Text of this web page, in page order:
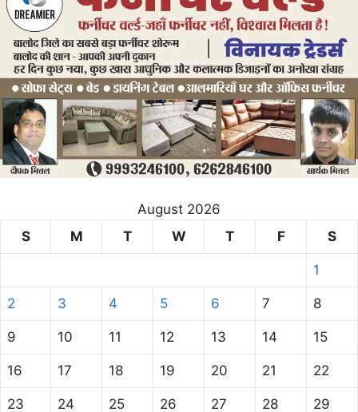
August 2026
S
M T W T F S
1
2 3 4 5 6 7 8
9 10 11 12 13 14 15
16 17 18 19 20 21 22
23 24 25 26 27 28 29